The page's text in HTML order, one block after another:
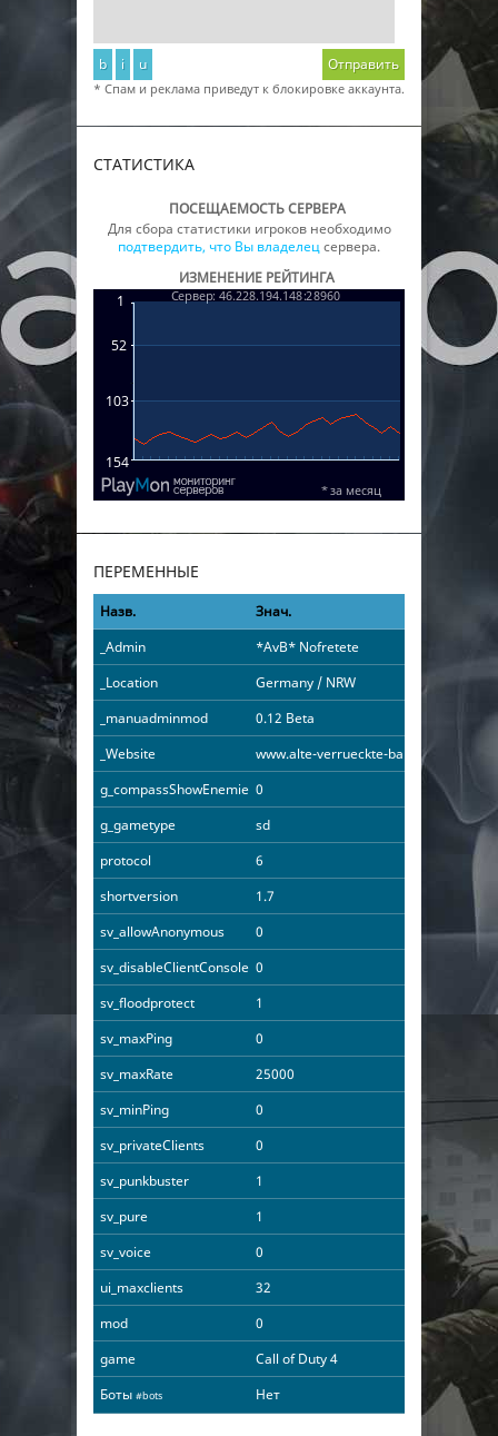
b i u Отправить
* Спам и реклама приведут к блокировке аккаунта.
СТАТИСТИКА
ПОСЕЩАЕМОСТЬ СЕРВЕРА
Для сбора статистики игроков необходимо
подтвердить, что Вы владелецсервера.
ИЗМЕНЕНИЕ РЕЙТИНГА
ПЕРЕМЕННЫЕ
Назв.
Знач.
_Admin
*AvB* Nofretete
_Location
Germany / NRW
_manuadminmod
0.12 Beta
_Website
www.alte-verrueckte-bande.de
g_compassShowEnemies 0
g_gametype
sd
protocol
6
shortversion
1.7
sv_allowAnonymous
0
sv_disableClientConsole 0
sv_floodprotect
1
sv_maxPing
0
sv_maxRate
25000
sv_minPing
0
sv_privateClients
0
sv_punkbuster
1
sv_pure
1
sv_voice
0
ui_maxclients
32
mod
0
game
Call of Duty 4
Боты #bots Нет